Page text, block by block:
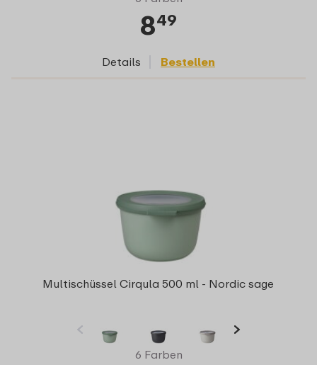
849
Details Bestellen
Multischüssel Cirqula 500 ml - Nordic sage
6 Farben